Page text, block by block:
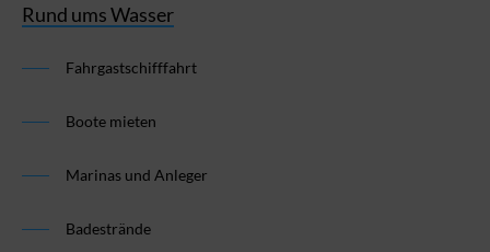
Rund ums Wasser
Fahrgastschifffahrt
Boote mieten
Marinas und Anleger
Badestrände